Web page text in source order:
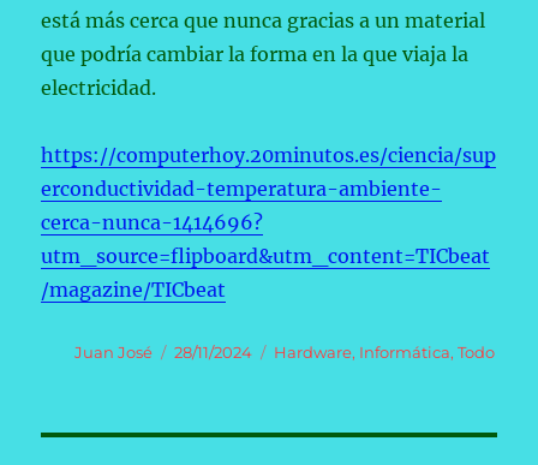
está más cerca que nunca gracias a un material
que podría cambiar la forma en la que viaja la
electricidad.
https://computerhoy.20minutos.es/ciencia/sup
erconductividad-temperatura-ambiente-
cerca-nunca-1414696?
utm_source=flipboard&utm_content=TICbeat
/magazine/TICbeat
Autor
Juan José
Publicado
28/11/2024 Categorías
Hardware, Informática,Todo